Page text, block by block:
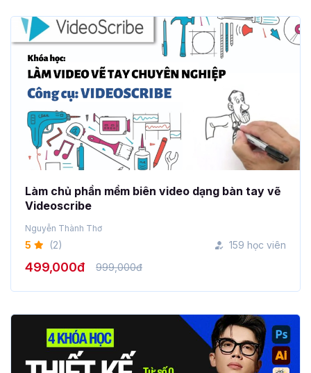
Làm chủ phần mềm biên video dạng bàn tay vẽ
Videoscribe
Nguyễn Thành Thơ
5 (2) 159 học viên
499,000đ 999,000đ